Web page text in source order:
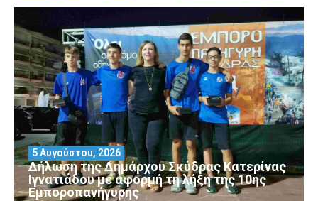
Δήλωση της Δημάρχου Σκύδρας Κατερίνας
Ιγνατιάδου με αφορμή τη λήξη της 10ης
Εμποροπανήγυρης
5 Αυγούστου, 2026